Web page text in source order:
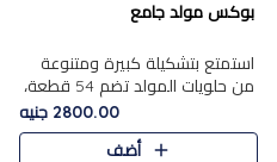
بوكس مولد جامع
استمتع بتشكيلة كبيرة ومتنوعة
من حلويات المولد تضم 54 قطعة،
منها الجزرية بالفول والبندق، علي
بابا بالمكسرات، الملبن.....
2800.00 جنيه
أضف